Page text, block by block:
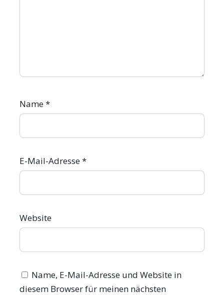
Name*
E-Mail-Adresse*
Website
Name, E-Mail-Adresse und Website in
diesem Browser für meinen nächsten